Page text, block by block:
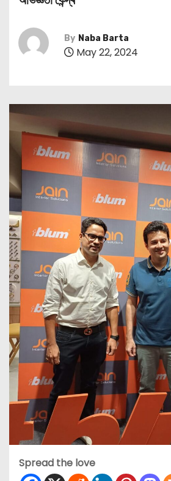
By Naba Barta
May 22, 2024
Spread the love